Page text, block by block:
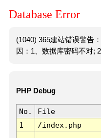
Database Error
(1040) 365建站错误警告
因：1、数据库密码不对;
PHP Debug
No. File
1
/index.php